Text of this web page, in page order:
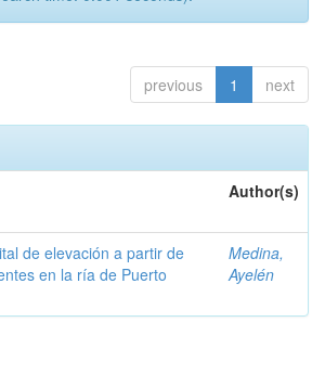
previous 1 next
Author(s)
de elevación a partir de
en la ría de Puerto
Medina,
Ayelén